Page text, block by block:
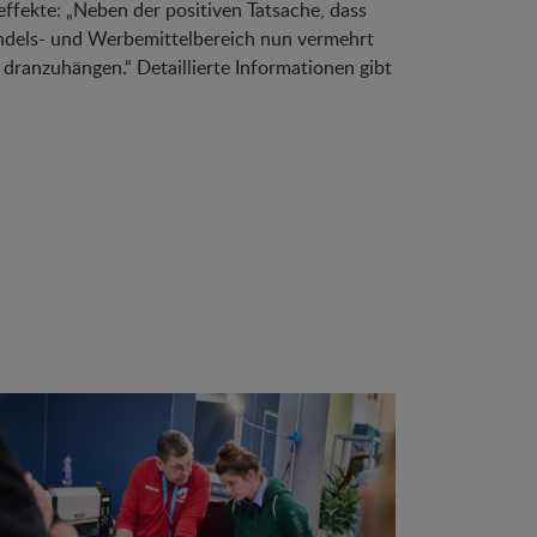
„Neben der positiven Tatsache, dass
und Werbemittelbereich nun vermehrt
Detaillierte Informationen gibt